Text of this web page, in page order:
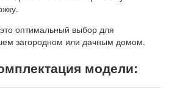
оптимальный выбор для
загородном или дачным домом.
модели: